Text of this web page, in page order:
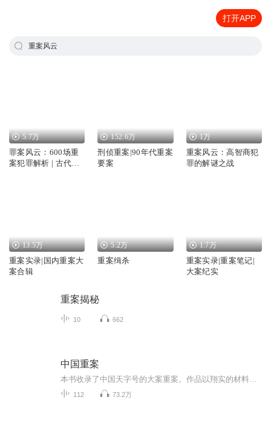
打开APP
重案风云
5.7万
罪案风云：600场重
案犯罪解析 | 古代奇
152.6万
刑侦重案|90年代重案
要案
1万
重案风云：高智商犯
罪的解谜之战
13.5万
重案实录|国内重案大
案合辑
5.2万
重案缉杀
1.7万
重案实录|重案笔记|
大案纪实
重案揭秘
10 662
中国重案
112 73.2万